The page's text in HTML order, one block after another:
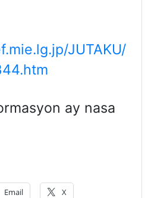
JUTAKU/
ay nasa
Email X